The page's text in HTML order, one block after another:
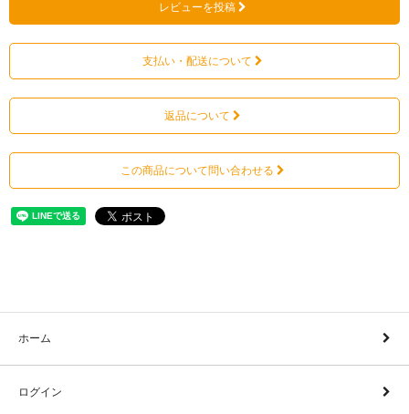
レビューを投稿
支払い・配送について
返品について
この商品について問い合わせる
ホーム
ログイン